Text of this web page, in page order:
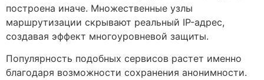
построена иначе. Множественные узлы
маршрутизации скрывают реальный IP-адрес,
создавая эффект многоуровневой защиты.
Популярность подобных сервисов растет именно
благодаря возможности сохранения анонимности.